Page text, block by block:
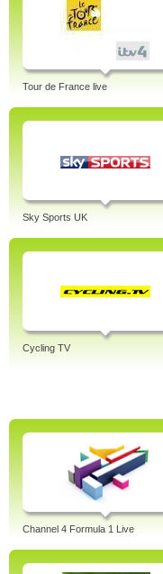
Tour de France live
Sky Sports UK
Cycling TV
Channel 4 Formula 1 Live